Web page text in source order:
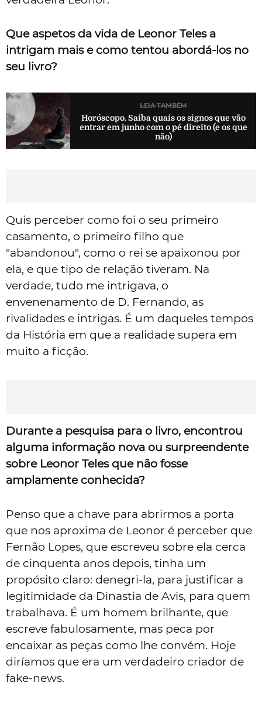
Que aspetos da vida de Leonor Teles a
intrigam mais e como tentou abordá-los no
seu livro?
LEIA TAMBÉM
Horóscopo. Saiba quais os signos que vão
entrar em junho com o pé direito (e os que
não)
Quis perceber como foi o seu primeiro
casamento, o primeiro filho que
"abandonou", como o rei se apaixonou por
ela, e que tipo de relação tiveram. Na
verdade, tudo me intrigava, o
envenenamento de D. Fernando, as
rivalidades e intrigas. É um daqueles tempos
da História em que a realidade supera em
muito a ficção.
Durante a pesquisa para o livro, encontrou
alguma informação nova ou surpreendente
sobre Leonor Teles que não fosse
amplamente conhecida?
Penso que a chave para abrirmos a porta
que nos aproxima de Leonor é perceber que
Fernão Lopes, que escreveu sobre ela cerca
de cinquenta anos depois, tinha um
propósito claro: denegri-la, para justificar a
legitimidade da Dinastia de Avis, para quem
trabalhava. É um homem brilhante, que
escreve fabulosamente, mas peca por
encaixar as peças como lhe convém. Hoje
diríamos que era um verdadeiro criador de
fake-news.